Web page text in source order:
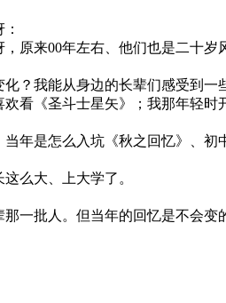
原来00年左右、他们也是二十
？我能从身边的长辈们感受到一
看《圣斗士星矢》；我那年轻
年是怎么入坑《秋之回忆》、
么大、上大学了。
一批人。但当年的回忆是不会变